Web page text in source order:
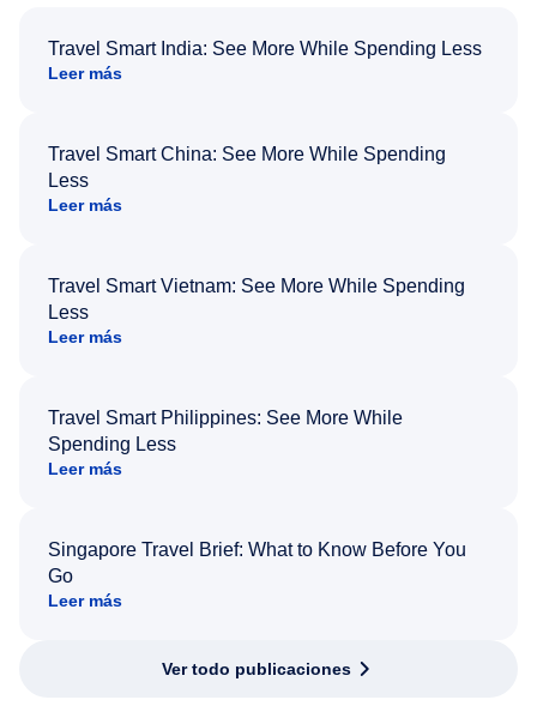
Travel Smart India: See More While Spending Less
Leer más
Travel Smart China: See More While Spending
Less
Leer más
Travel Smart Vietnam: See More While Spending
Less
Leer más
Travel Smart Philippines: See More While
Spending Less
Leer más
Singapore Travel Brief: What to Know Before You
Go
Leer más
Ver todo publicaciones